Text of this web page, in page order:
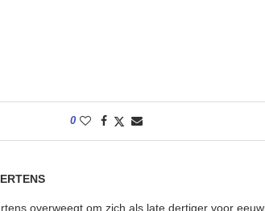
0
overweegt om zich als late dertiger voor